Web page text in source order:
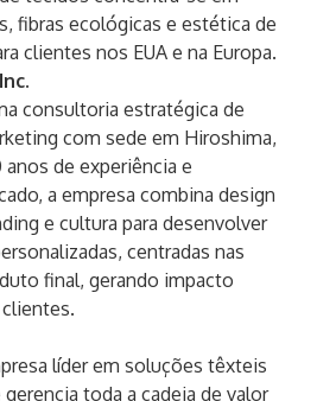
fibras ecológicas e estética de
clientes nos EUA e na Europa.
consultoria estratégica de
com sede em Hiroshima,
anos de experiência e
a empresa combina design
e cultura para desenvolver
centradas nas
final, gerando impacto
líder em soluções têxteis
toda a cadeia de valor